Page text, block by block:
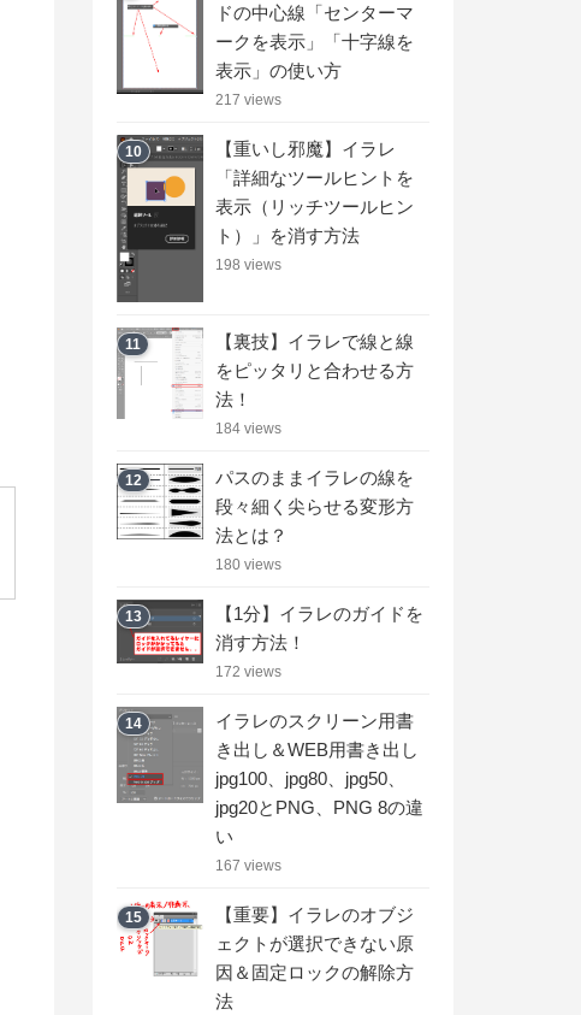
ドの中心線「センターマ
ークを表示」「十字線を
表示」の使い方
217 views
10
【重いし邪魔】イラレ
「詳細なツールヒントを
表示（リッチツールヒン
ト）」を消す方法
198 views
11
【裏技】イラレで線と線
をピッタリと合わせる方
法！
184 views
12
パスのままイラレの線を
段々細く尖らせる変形方
法とは？
180 views
13
【1分】イラレのガイドを
消す方法！
172 views
14
イラレのスクリーン用書
き出し＆WEB用書き出し
jpg100、jpg80、jpg50、
jpg20とPNG、PNG 8の違
い
167 views
15
【重要】イラレのオブジ
ェクトが選択できない原
因＆固定ロックの解除方
法